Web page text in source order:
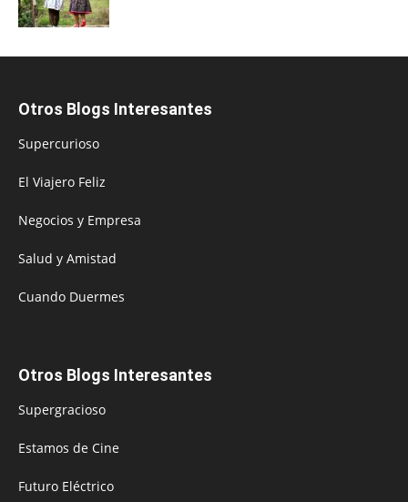
Otros Blogs Interesantes
Supercurioso
El Viajero Feliz
Negocios y Empresa
Salud y Amistad
Cuando Duermes
Otros Blogs Interesantes
Supergracioso
Estamos de Cine
Futuro Eléctrico